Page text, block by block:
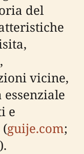
del
vicine,
e
guije.com;
).